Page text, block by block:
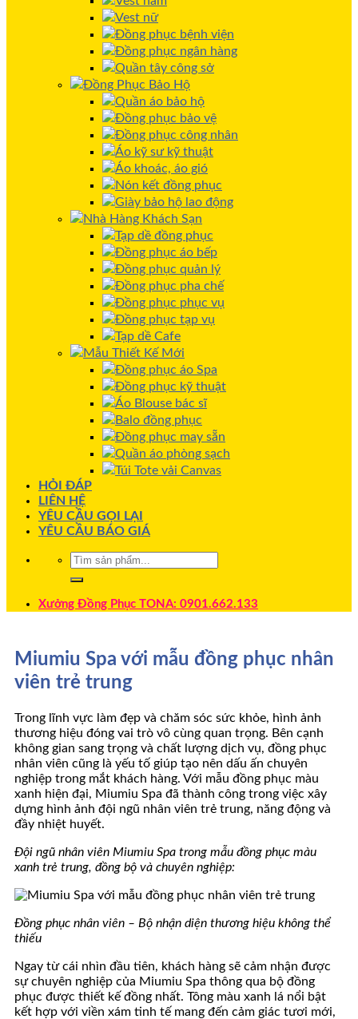
Vest nữ
Đồng phục bệnh viện
Đồng phục ngân hàng
Quần tây công sở
Đồng Phục Bảo Hộ
Quần áo bảo hộ
Đồng phục bảo vệ
Đồng phục công nhân
Áo kỹ sư kỹ thuật
Áo khoác, áo gió
Nón kết đồng phục
Giày bảo hộ lao động
Nhà Hàng Khách Sạn
Tạp dề đồng phục
Đồng phục áo bếp
Đồng phục quản lý
Đồng phục pha chế
Đồng phục phục vụ
Đồng phục tạp vụ
Tạp dề Cafe
Mẫu Thiết Kế Mới
Đồng phục áo Spa
Đồng phục kỹ thuật
Áo Blouse bác sĩ
Balo đồng phục
Đồng phục may sẵn
Quần áo phòng sạch
Túi Tote vải Canvas
HỎI ĐÁP
LIÊN HỆ
YÊU CẦU GỌI LẠI
YÊU CẦU BÁO GIÁ
Xưởng Đồng Phục TONA: 0901.662.133
Miumiu Spa với mẫu đồng phục nhân
viên trẻ trung
Trong lĩnh vực làm đẹp và chăm sóc sức khỏe, hình ảnh
thương hiệu đóng vai trò vô cùng quan trọng. Bên cạnh
không gian sang trọng và chất lượng dịch vụ, đồng phục
nhân viên cũng là yếu tố giúp tạo nên dấu ấn chuyên
nghiệp trong mắt khách hàng. Với mẫu đồng phục màu
xanh hiện đại, Miumiu Spa đã thành công trong việc xây
dựng hình ảnh đội ngũ nhân viên trẻ trung, năng động và
đầy nhiệt huyết.
Đội ngũ nhân viên Miumiu Spa trong mẫu đồng phục màu
xanh trẻ trung, đồng bộ và chuyên nghiệp:
Đồng phục nhân viên – Bộ nhận diện thương hiệu không thể
thiếu
Ngay từ cái nhìn đầu tiên, khách hàng sẽ cảm nhận được
sự chuyên nghiệp của Miumiu Spa thông qua bộ đồng
phục được thiết kế đồng nhất. Tông màu xanh lá nổi bật
kết hợp với viền xám tinh tế mang đến cảm giác tươi mới,